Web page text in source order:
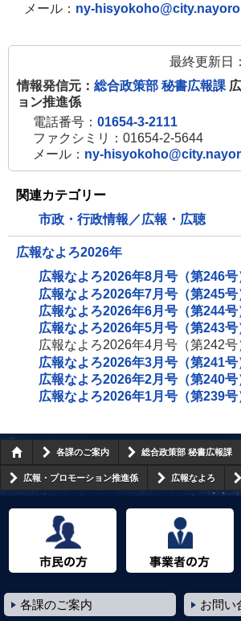
ま
メール： ny-
最終更新日
情報発信元： 総合政策部 秘書広報課
ョン推進係
電話番号： 01654-3-2111
ファクシミリ：01654-2-5644
メール： ny-
関連カテゴリー
市政・行政情報／広報・広聴
広報なよろ2026年
広報なよろ2026年8月号（第246号
広報なよろ2026年7月号（第245号
広報なよろ2026年6月号（第244号
広報なよろ2026年5月号（第243号
広報なよろ2026年4月号（第242号
広報なよろ2026年3月号（第241号
広報なよろ2026年2月号（第240号
広報なよろ2026年1月号（第239号
各課のご案内 総合政策部 秘書広報課
広報・プロモーション推進係 広報なよろ
各課のご案内 お問い